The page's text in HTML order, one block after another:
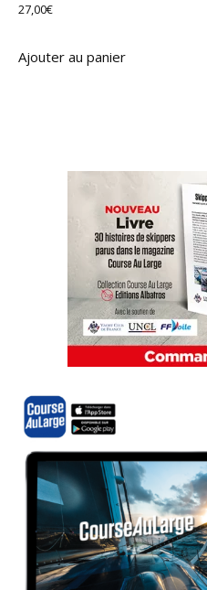
27,00€
Ajouter au panier